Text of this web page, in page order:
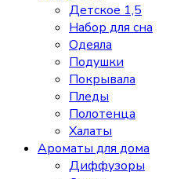
Детское 1,5
Набор для сна
Одеяла
Подушки
Покрывала
Пледы
Полотенца
Халаты
Ароматы для дома
Диффузоры